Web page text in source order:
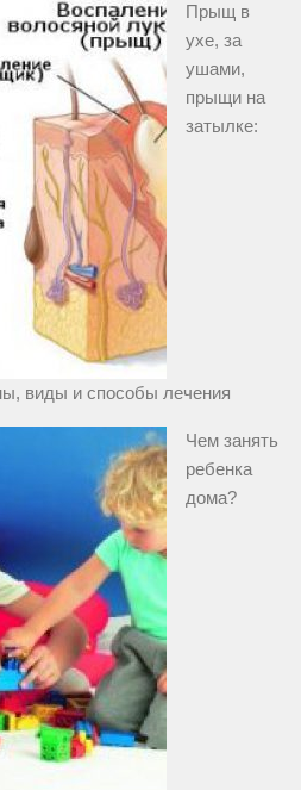
Прыщ в
ухе, за
ушами,
прыщи на
затылке:
виды и способы лечения
Чем занять
ребенка
дома?